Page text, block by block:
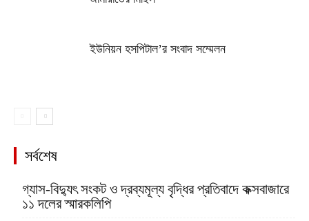
ইউনিয়ন হসপিটাল’র সংবাদ সম্মেলন
সর্বশেষ
গ্যাস-বিদ্যুৎ সংকট ও দ্রব্যমূল্য বৃদ্ধির প্রতিবাদে কক্সবাজারে
১১ দলের স্মারকলিপি